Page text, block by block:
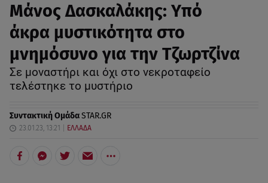
Μάνος Δασκαλάκης: Υπό
άκρα μυστικότητα στο
μνημόσυνο για την Τζωρτζίνα
Σε μοναστήρι και όχι στο νεκροταφείο
τελέστηκε το μυστήριο
Συντακτική ΟμάδαSTAR.GR
23.01.23, 13:21 ΕΛΛΑΔΑ